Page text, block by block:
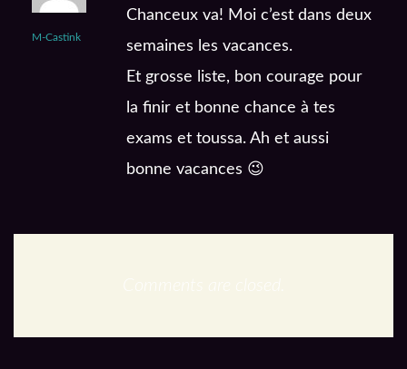
M-Castink
Chanceux va! Moi c’est dans deux
semaines les vacances.
Et grosse liste, bon courage pour
la finir et bonne chance à tes
exams et toussa. Ah et aussi
bonne vacances 😉